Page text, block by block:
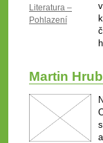
Literatura –
Pohlazení
Martin